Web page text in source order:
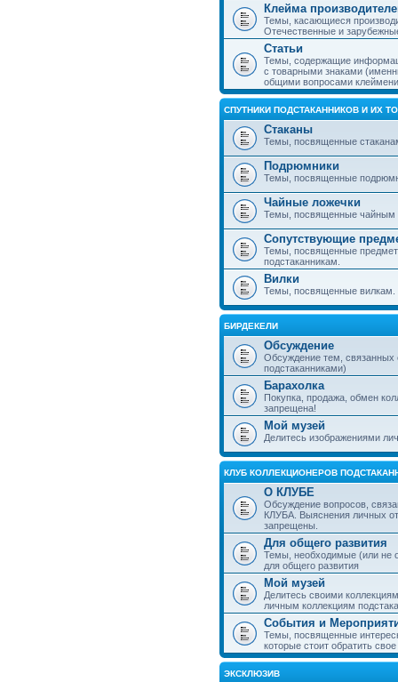
Клейма
Темы, касающиеся
Отечественные и
Статьи
Темы, содержащие
с товарными знаками
общими вопросами
СПУТНИКИ ПОДСТАКАННИКОВ И ИХ
Стаканы
Темы, посвященные
Подрюмники
Темы, посвященные
Чайные ложечки
Темы, посвященные чайным
Сопутствующие
Темы, посвященные
подстаканникам.
Вилки
Темы, посвященные вилкам.
БИРДЕКЕЛИ
Обсуждение
Обсуждение тем,
подстаканниками)
Барахолка
Покупка, продажа, обмен
запрещена!
Мой музей
Делитесь изображениями
КЛУБ КОЛЛЕКЦИОНЕРОВ
О КЛУБЕ
Обсуждение вопросов,
КЛУБА. Выяснения личных
запрещены.
Для общего развития
Темы, необходимые (или не
для общего развития
Мой музей
Делитесь своими
личным коллекциям
События и
Темы, посвященные
которые стоит обратить
ЭКСКЛЮЗИВ